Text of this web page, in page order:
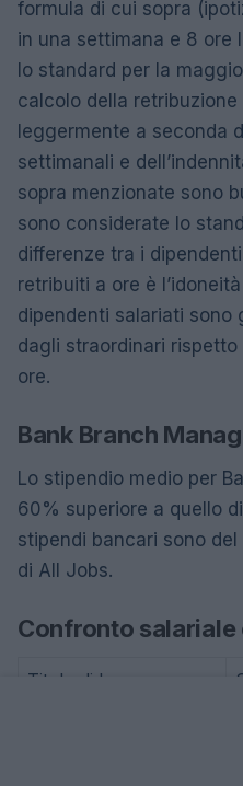
formula di cui sopra
in ​​una settimana e 8 ore
lo standard per la
calcolo della
leggermente a seconda
settimanali e
sopra menzionate sono
sono considerate lo
differenze tra i
retribuiti a ore è
dipendenti salariati sono
dagli straordinari
ore.
Bank Branch
Lo stipendio medio per
60% superiore a quello
stipendi bancari sono
di All Jobs.
Confronto
Titolo di lavoro